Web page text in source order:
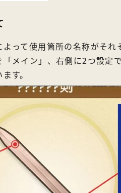
って使用箇所の名称がそれ
メイン」、右側に2つ設定
す。